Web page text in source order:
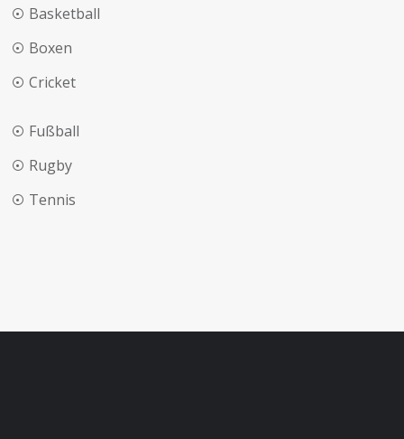
Basketball
Boxen
Cricket
Fußball
Rugby
Tennis